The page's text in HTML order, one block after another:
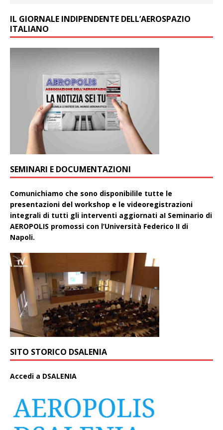
IL GIORNALE INDIPENDENTE DELL’AEROSPAZIO
ITALIANO
SEMINARI E DOCUMENTAZIONI
Comunichiamo che sono disponibilile tutte le
presentazioni del workshop e le videoregistrazioni
integrali di tutti gli interventi aggiornati aI Seminario di
AEROPOLIS promossi con l’Università Federico II di
Napoli.
SITO STORICO DSALENIA
Accedi a DSALENIA